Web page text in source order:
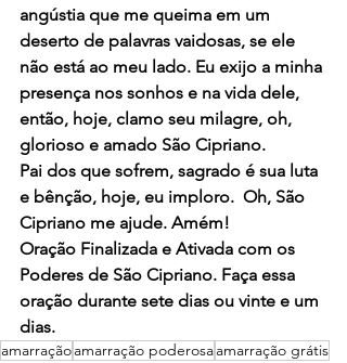
angústia que me queima em um
deserto de palavras vaidosas, se ele
não está ao meu lado. Eu exijo a minha
presença nos sonhos e na vida dele,
então, hoje, clamo seu milagre, oh,
glorioso e amado São Cipriano.
Pai dos que sofrem, sagrado é sua luta
e bênção, hoje, eu imploro.  Oh, São
Cipriano me ajude. Amém!
Oração Finalizada e Ativada com os
Poderes de São Cipriano. Faça essa
oração durante sete dias ou vinte e um
dias.
amarraçãoamarração poderosaamarração grátis